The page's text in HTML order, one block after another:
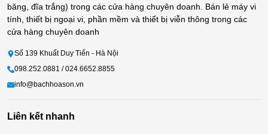
băng, đĩa trắng) trong các cửa hàng chuyên doanh. Bán lẻ máy vi
tính, thiết bị ngoại vi, phần mềm và thiết bị viễn thông trong các
cửa hàng chuyên doanh
Số 139 Khuất Duy Tiến - Hà Nội
098.252.0881 / 024.6652.8855
info@bachhoason.vn
Liên kết nhanh